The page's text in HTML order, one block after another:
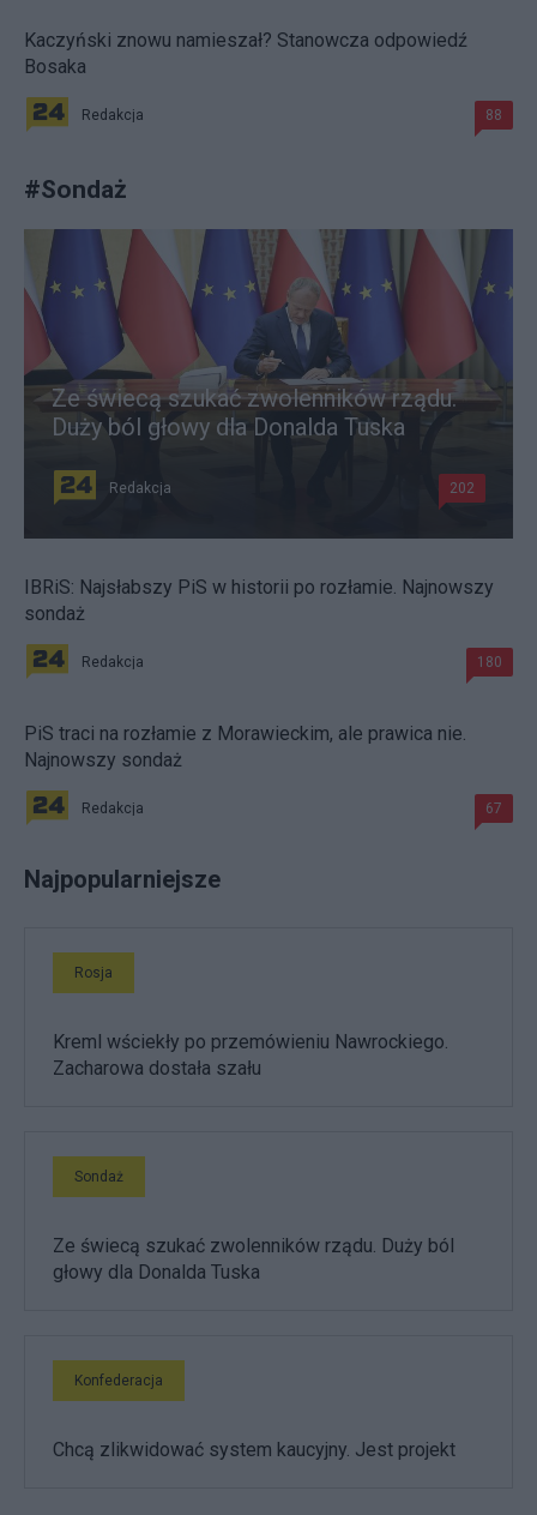
Kaczyński znowu namieszał? Stanowcza odpowiedź
Bosaka
Redakcja 88
#Sondaż
Ze świecą szukać zwolenników rządu.
Duży ból głowy dla Donalda Tuska
Redakcja 202
IBRiS: Najsłabszy PiS w historii po rozłamie. Najnowszy
sondaż
Redakcja 180
PiS traci na rozłamie z Morawieckim, ale prawica nie.
Najnowszy sondaż
Redakcja 67
Najpopularniejsze
Rosja
Kreml wściekły po przemówieniu Nawrockiego.
Zacharowa dostała szału
Sondaż
Ze świecą szukać zwolenników rządu. Duży ból
głowy dla Donalda Tuska
Konfederacja
Chcą zlikwidować system kaucyjny. Jest projekt